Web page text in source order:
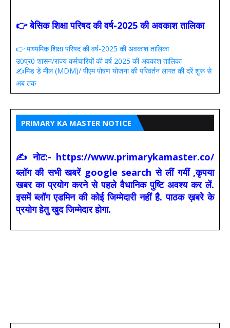
👉 बेसिक शिक्षा परिषद की वर्ष-2025 की अवकाश तालिका
👉 माध्यमिक शिक्षा परिषद की वर्ष-2025 की अवकाश तालिका
उ0प्र0 शासन/राज्य कर्मचारियों की वर्ष 2025 की अवकाश तालिका
✍️मिड डे मील (MDM)/ पीएम पोषण योजना की परिवर्तन लागत की दरें शुरू से
अब तक
PRIMARY KA MASTER NOTICE
✍ नोट:- https://www.primarykamaster.co/
ब्लॉग की सभी खबरें google search से लीं गयीं ,कृपया
खबर का प्रयोग करने से पहले वैधानिक पुष्टि अवश्य कर लें.
इसमें ब्लॉग एडमिन की कोई जिम्मेदारी नहीं है. पाठक ख़बरे के
प्रयोग हेतु खुद जिम्मेदार होगा.